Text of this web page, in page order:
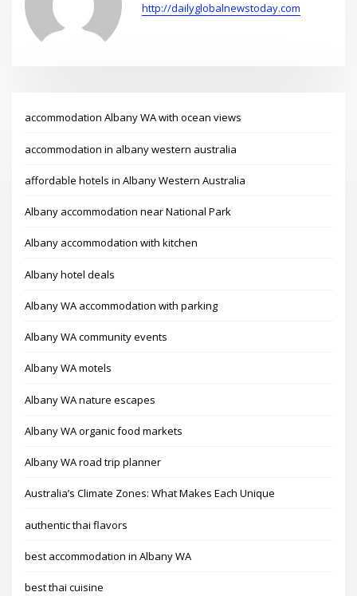
http://dailyglobalnewstoday.com
accommodation Albany WA with ocean views
accommodation in albany western australia
affordable hotels in Albany Western Australia
Albany accommodation near National Park
Albany accommodation with kitchen
Albany hotel deals
Albany WA accommodation with parking
Albany WA community events
Albany WA motels
Albany WA nature escapes
Albany WA organic food markets
Albany WA road trip planner
Australia’s Climate Zones: What Makes Each Unique
authentic thai flavors
best accommodation in Albany WA
best thai cuisine